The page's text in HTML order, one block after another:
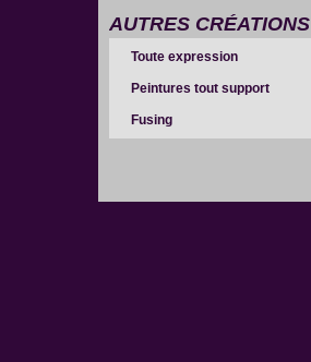
AUTRES CRÉATIONS
Toute expression
Peintures tout support
Fusing